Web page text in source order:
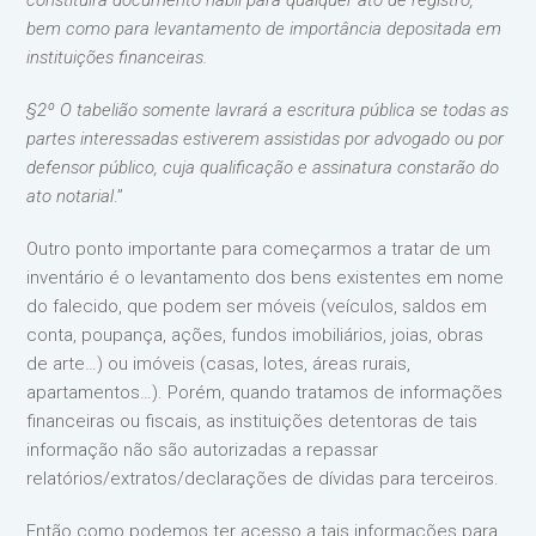
bem como para levantamento de importância depositada em
instituições financeiras.
§2º O tabelião somente lavrará a escritura pública se todas as
partes interessadas estiverem assistidas por advogado ou por
defensor público, cuja qualificação e assinatura constarão do
ato notarial.”
Outro ponto importante para começarmos a tratar de um
inventário é o levantamento dos bens existentes em nome
do falecido, que podem ser móveis (veículos, saldos em
conta, poupança, ações, fundos imobiliários, joias, obras
de arte…) ou imóveis (casas, lotes, áreas rurais,
apartamentos…). Porém, quando tratamos de informações
financeiras ou fiscais, as instituições detentoras de tais
informação não são autorizadas a repassar
relatórios/extratos/declarações de dívidas para terceiros.
Então como podemos ter acesso a tais informações para